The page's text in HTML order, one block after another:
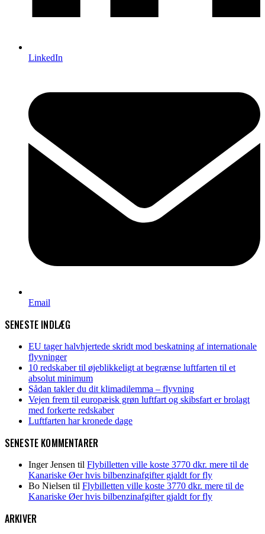
LinkedIn
Email
SENESTE INDLÆG
EU tager halvhjertede skridt mod beskatning af internationale
flyvninger
10 redskaber til øjeblikkeligt at begrænse luftfarten til et
absolut minimum
Sådan takler du dit klimadilemma – flyvning
Vejen frem til europæisk grøn luftfart og skibsfart er brolagt
med forkerte redskaber
Luftfarten har kronede dage
SENESTE KOMMENTARER
Inger Jensen til Flybilletten ville koste 3770 dkr. mere til de
Kanariske Øer hvis bilbenzinafgifter gjaldt for fly
Bo Nielsen til Flybilletten ville koste 3770 dkr. mere til de
Kanariske Øer hvis bilbenzinafgifter gjaldt for fly
ARKIVER